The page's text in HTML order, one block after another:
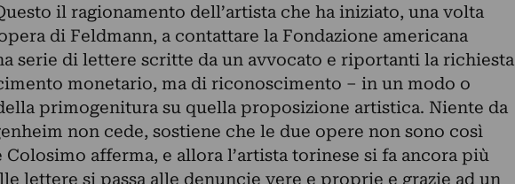
il ragionamento dell’artista che ha iniziato, una volta
di Feldmann, a contattare la Fondazione americana
serie di lettere scritte da un avvocato e riportanti la richiesta
monetario, ma di riconoscimento – in un modo o
primogenitura su quella proposizione artistica. Niente da
non cede, sostiene che le due opere non sono così
afferma, e allora l’artista torinese si fa ancora più
lettere si passa alle denuncie vere e proprie e grazie ad un